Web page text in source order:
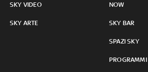
SKY VIDEO
SKY ARTE
NOW
SKY BAR
SPAZI SKY
PROGRAMMI